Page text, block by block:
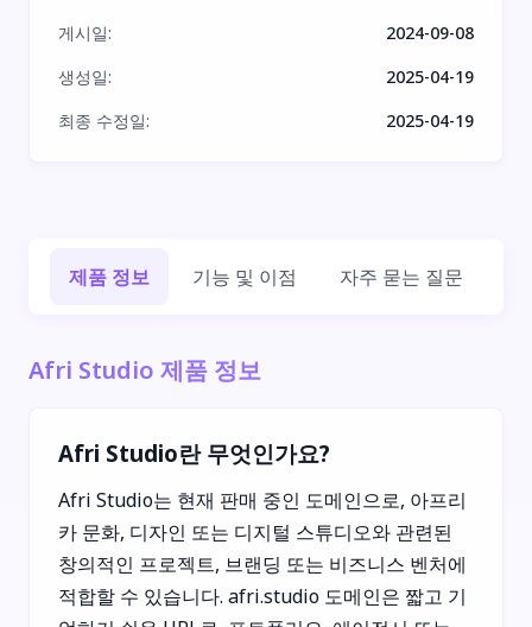
게시일:
2024-09-08
생성일:
2025-04-19
최종 수정일: 2025-04-19
제품 정보 기능 및 이점 자주 묻는 질문
Afri Studio 제품 정보
Afri Studio란 무엇인가요?
Afri Studio는 현재 판매 중인 도메인으로, 아프리
카 문화, 디자인 또는 디지털 스튜디오와 관련된
창의적인 프로젝트, 브랜딩 또는 비즈니스 벤처에
적합할 수 있습니다. afri.studio 도메인은 짧고 기